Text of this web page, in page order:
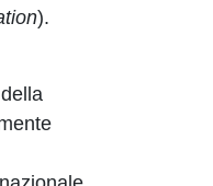
).